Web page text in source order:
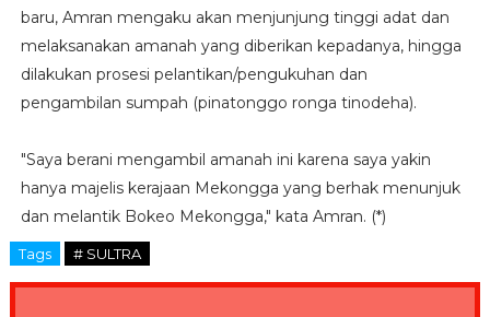
baru, Amran mengaku akan menjunjung tinggi adat dan
melaksanakan amanah yang diberikan kepadanya, hingga
dilakukan prosesi pelantikan/pengukuhan dan
pengambilan sumpah (pinatonggo ronga tinodeha).
"Saya berani mengambil amanah ini karena saya yakin
hanya majelis kerajaan Mekongga yang berhak menunjuk
dan melantik Bokeo Mekongga," kata Amran. (*)
Tags # SULTRA